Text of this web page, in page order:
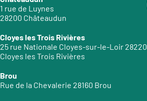
1 rue de Luynes
28200 Châteaudun
Cloyes les Trois Rivières
25 rue Nationale Cloyes-sur-le-Loir 28220
Cloyes les Trois Rivières
Brou
Rue de la Chevalerie 28160 Brou